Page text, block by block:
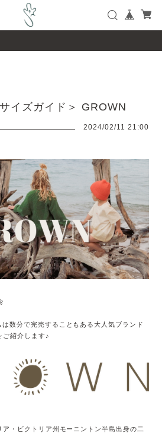
4
イズガイド＞ GROWN
2024/02/11 21:00
数分で完売することもある大人気ブランド
ご紹介します♪
ア・ビクトリア州モーニントン半島出身の二